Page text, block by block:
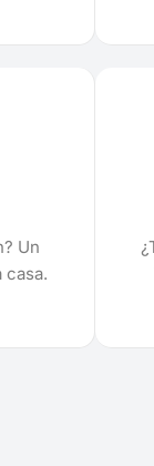
Un
casa.